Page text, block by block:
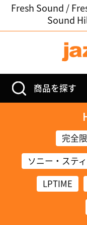
Fresh Sound /
Sound
商品を探す
完全
ソニー・ステ
LPTIME